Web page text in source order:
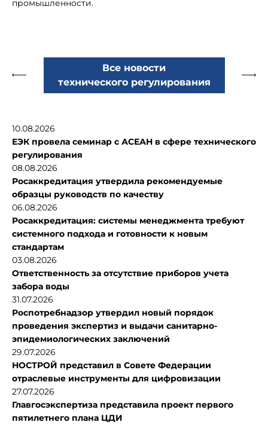
промышленности.
Все новости
технического регулирования
10.08.2026
ЕЭК провела семинар с АСЕАН в сфере технического
регулирования
08.08.2026
Росаккредитация утвердила рекомендуемые
образцы руководств по качеству
06.08.2026
Росаккредитация: системы менеджмента требуют
системного подхода и готовности к новым
стандартам
03.08.2026
Ответственность за отсутствие приборов учета
забора воды
31.07.2026
Роспотребнадзор утвердил новый порядок
проведения экспертиз и выдачи санитарно-
эпидемиологических заключений
29.07.2026
НОСТРОЙ представил в Совете Федерации
отраслевые инструменты для цифровизации
27.07.2026
Главгосэкспертиза представила проект первого
пятилетнего плана ЦДИ